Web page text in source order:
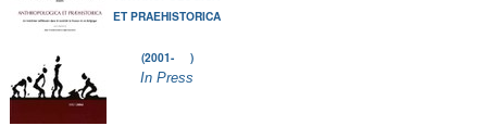
ET PRAEHISTORICA
(2001- )
In Press